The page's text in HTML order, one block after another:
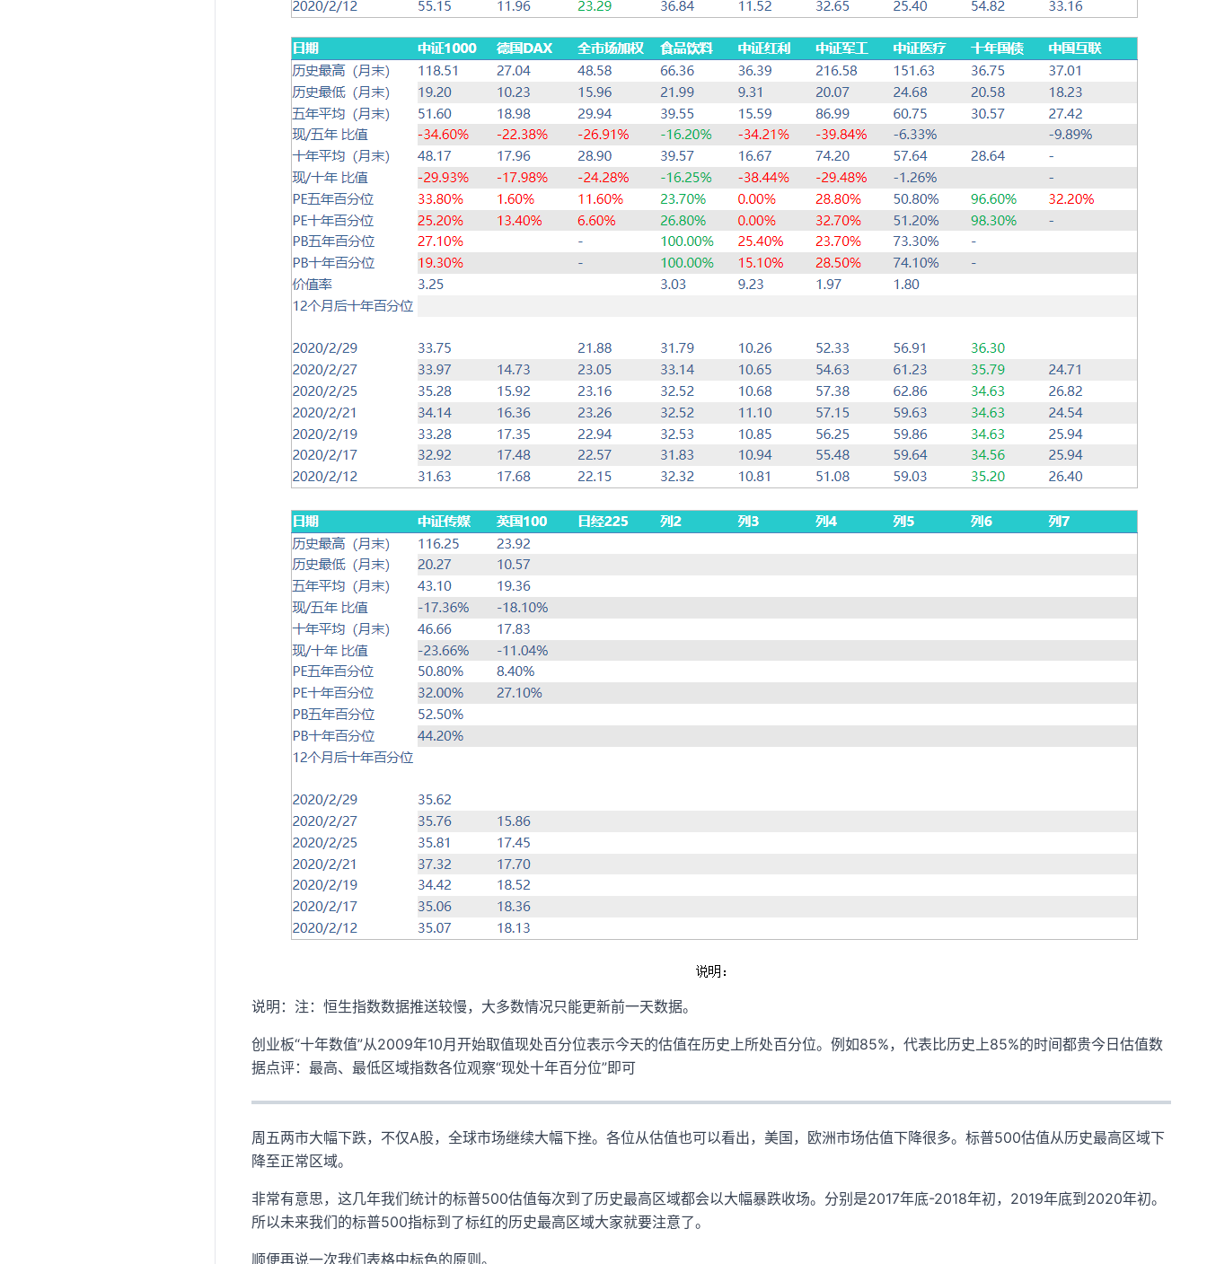
说明：注：恒生指数数据推送较慢，大多数情况只能更新前一天数据。
创业板“十年数值”从2009年10月开始取值现处百分位表示今天的估值在历史上所处百分位。例如85%，代表比历史上85%的时间都贵今日估值数
据点评：最高、最低区域指数各位观察“现处十年百分位”即可
周五两市大幅下跌，不仅A股，全球市场继续大幅下挫。各位从估值也可以看出，美国，欧洲市场估值下降很多。标普500估值从历史最高区域下
降至正常区域。
非常有意思，这几年我们统计的标普500估值每次到了历史最高区域都会以大幅暴跌收场。分别是2017年底-2018年初，2019年底到2020年初。
所以未来我们的标普500指标到了标红的历史最高区域大家就要注意了。
顺便再说一次我们表格中标色的原则。